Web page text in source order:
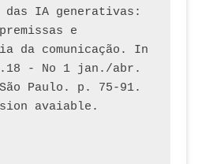
das IA generativas:
e
da comunicação. In
- No 1 jan./abr.
Paulo. p. 75-91.
avaiable.